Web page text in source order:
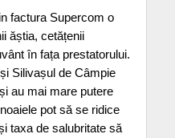
factura Supercom o
ăștia, cetățenii
în fața prestatorului.
Silivașul de Câmpie
au mai mare putere
pot să se ridice
taxa de salubritate să